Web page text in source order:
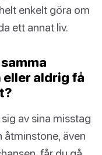
enkelt göra om
ett annat liv.
eller aldrig få
av sina misstag
åtminstone, även